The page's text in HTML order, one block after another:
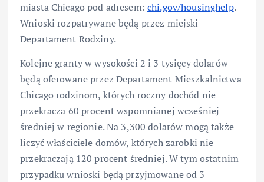
miasta Chicago pod adresem:chi.gov/housinghelp.
Wnioski rozpatrywane będą przez miejski
Departament Rodziny.
Kolejne granty w wysokości 2 i 3 tysięcy dolarów
będą oferowane przez Departament Mieszkalnictwa
Chicago rodzinom, których roczny dochód nie
przekracza 60 procent wspomnianej wcześniej
średniej w regionie. Na 3,300 dolarów mogą także
liczyć właściciele domów, których zarobki nie
przekraczają 120 procent średniej. W tym ostatnim
przypadku wnioski będą przyjmowane od 3